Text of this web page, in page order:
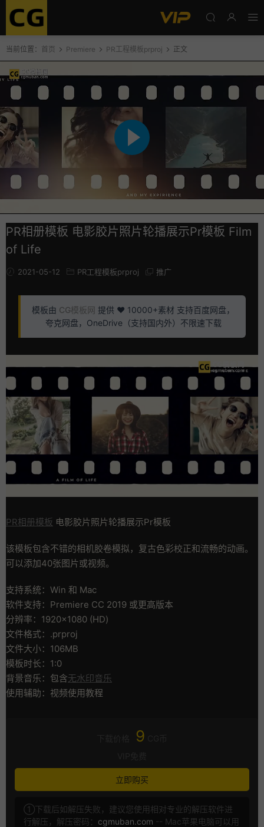
当前位置： 首页 Premiere PR工程模板prproj 正文
PR相册模板 电影胶片照片轮播展示Pr模板 Film
of Life
2021-05-12 PR工程模板prproj 推广
模板由 CG模板网 提供 ❤️ 10000+素材 支持百度网盘，
夸克网盘，OneDrive（支持国内外）不限速下载
PR相册模板 电影胶片照片轮播展示Pr模板
该模板包含不错的相机胶卷模拟，复古色彩校正和流畅的动画。
可以添加40张图片或视频。
支持系统：Win 和 Mac
软件支持：Premiere CC 2019 或更高版本
分辨率：1920×1080 (HD)
文件格式：.prproj
文件大小：106MB
模板时长：1:0
背景音乐：包含无水印音乐
使用辅助：视频使用教程
9
立即购买
①下载后如解压失败，建议您使用相对专业的解压软件进
行解压，解压密码： cgmuban.com -- Mac苹果电脑可以用